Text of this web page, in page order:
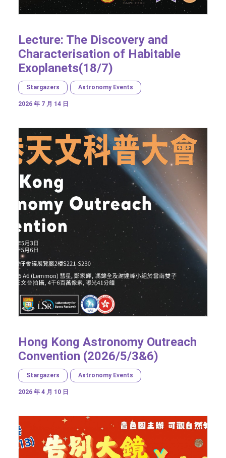
Lecture: The Discovery and
Characterisation of Habitable
Exoplanets(18/7)
Stargazers Astronomy Events
2026 年 7 月 14 日
Hong Kong Astronomy Outreach
Convention (2026/5/3&6)
Stargazers Astronomy Events
2026 年 4 月 10 日